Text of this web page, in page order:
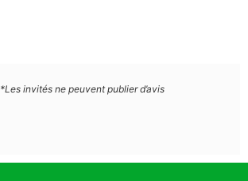
*Les invités ne peuvent publier d’avis